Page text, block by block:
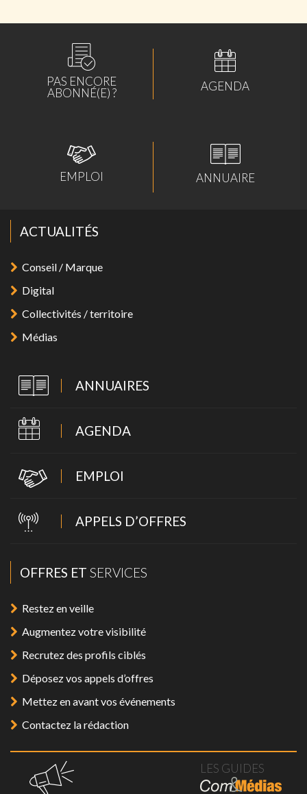
PAS ENCORE
ABONNÉ(E) ?
AGENDA
EMPLOI ANNUAIRE
ACTUALITÉS
Conseil / Marque
Digital
Collectivités / territoire
Médias
ANNUAIRES
AGENDA
EMPLOI
APPELS D’OFFRES
OFFRES ET SERVICES
Restez en veille
Augmentez votre visibilité
Recrutez des profils ciblés
Déposez vos appels d’offres
Mettez en avant vos événements
Contactez la rédaction
LES GUIDES